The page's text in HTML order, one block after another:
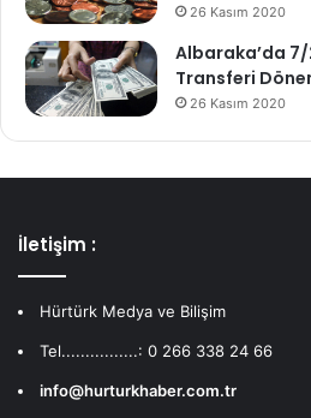
26 Kasım 2020
Albaraka’da
Transferi
26 Kasım 2020
İletişim :
Hürtürk Medya ve Bilişim
Tel................: 0 266 338 24 66
info@hurturkhaber.com.tr